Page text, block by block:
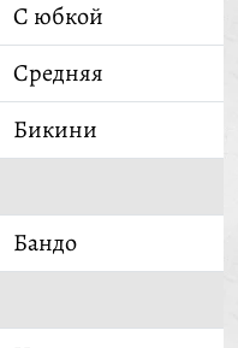
С юбкой
Средняя
Бикини
Бандо